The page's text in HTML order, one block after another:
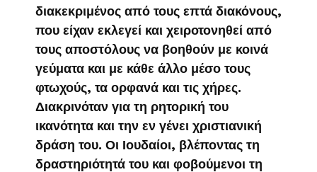
διακεκριμένος από τους επτά διακόνους,
που είχαν εκλεγεί και χειροτονηθεί από
τους αποστόλους να βοηθούν με κοινά
γεύματα και με κάθε άλλο μέσο τους
φτωχούς, τα ορφανά και τις χήρες.
Διακρινόταν για τη ρητορική του
ικανότητα και την εν γένει χριστιανική
δράση του. Οι Ιουδαίοι, βλέποντας τη
δραστηριότητά του και φοβούμενοι τη